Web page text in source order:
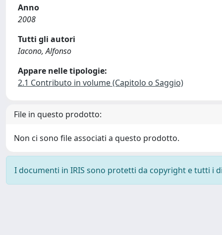
Anno
2008
Tutti gli autori
Iacono, Alfonso
Appare nelle tipologie:
2.1 Contributo in volume (Capitolo o Saggio)
File in questo prodotto:
Non ci sono file associati a questo prodotto.
I documenti in IRIS sono protetti da copyright e tutti i